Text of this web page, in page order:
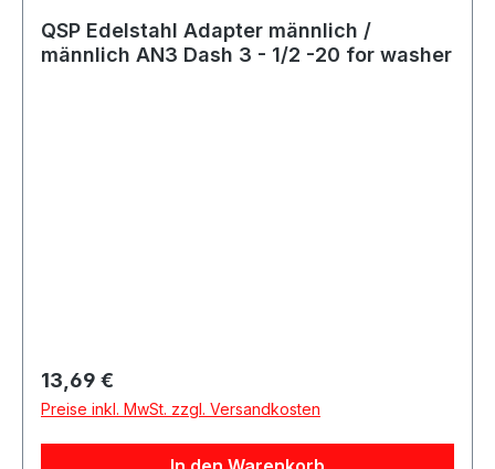
QSP Edelstahl Adapter männlich /
männlich AN3 Dash 3 - 1/2 -20 for washer
Regulärer Preis:
13,69 €
Preise inkl. MwSt. zzgl. Versandkosten